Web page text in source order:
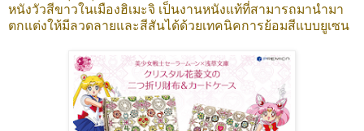
หนังวัวสีขาวในเมืองฮิเมะจิ เป็นงานหนังแท้ที่สามารถมานำมา
ตกแต่งให้มีลวดลายและสีสันได้ด้วยเทคนิคการย้อมสีแบบยูเซน